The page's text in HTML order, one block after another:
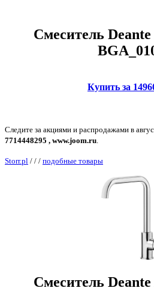
Смеситель
Купить за
Следите за акциями и распродажами в
7714448295 , www.joom.ru.
Storr.pl / / / подобные товары
Смеситель